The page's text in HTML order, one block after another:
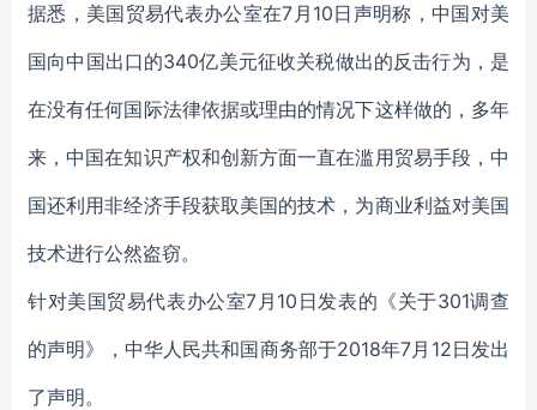
据悉，美国贸易代表办公室在7月10日声明称，中国对美
国向中国出口的340亿美元征收关税做出的反击行为，是
在没有任何国际法律依据或理由的情况下这样做的，多年
来，中国在知识产权和创新方面一直在滥用贸易手段，中
国还利用非经济手段获取美国的技术，为商业利益对美国
技术进行公然盗窃。
针对美国贸易代表办公室7月10日发表的《关于301调查
的声明》，中华人民共和国商务部于2018年7月12日发出
了声明。